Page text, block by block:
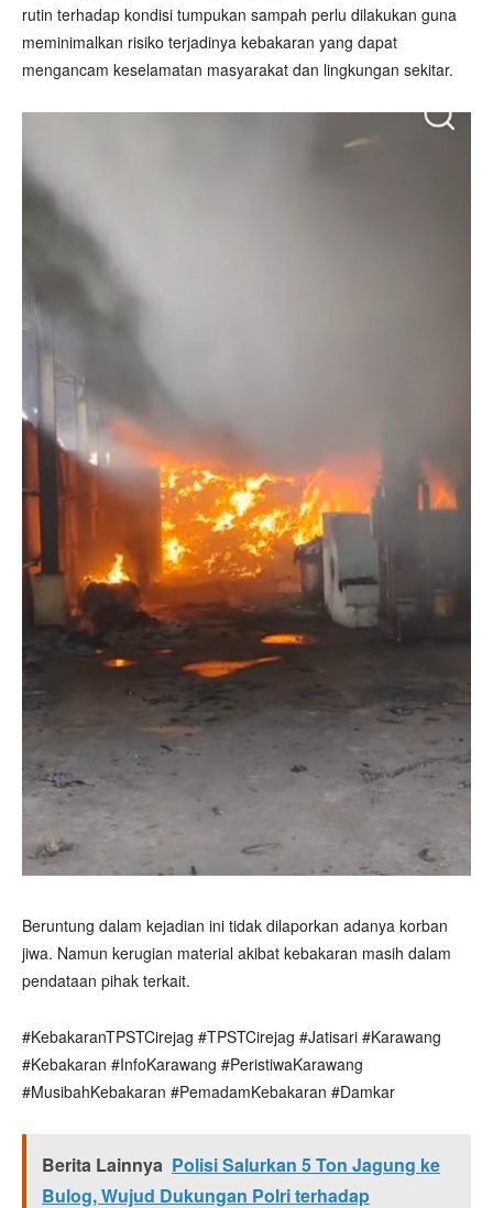
rutin terhadap kondisi tumpukan sampah perlu dilakukan guna
meminimalkan risiko terjadinya kebakaran yang dapat
mengancam keselamatan masyarakat dan lingkungan sekitar.
Beruntung dalam kejadian ini tidak dilaporkan adanya korban
jiwa. Namun kerugian material akibat kebakaran masih dalam
pendataan pihak terkait.
#KebakaranTPSTCirejag #TPSTCirejag #Jatisari #Karawang
#Kebakaran #InfoKarawang #PeristiwaKarawang
#MusibahKebakaran #PemadamKebakaran #Damkar
Berita Lainnya Polisi Salurkan 5 Ton Jagung ke
Bulog, Wujud Dukungan Polri terhadap